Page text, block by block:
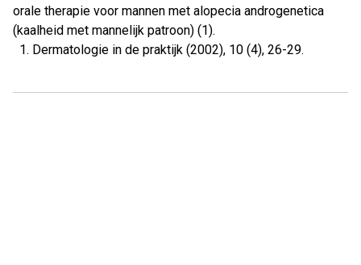
orale therapie voor mannen met alopecia androgenetica
(kaalheid met mannelijk patroon) (1).
Dermatologie in de praktijk (2002), 10 (4), 26-29.